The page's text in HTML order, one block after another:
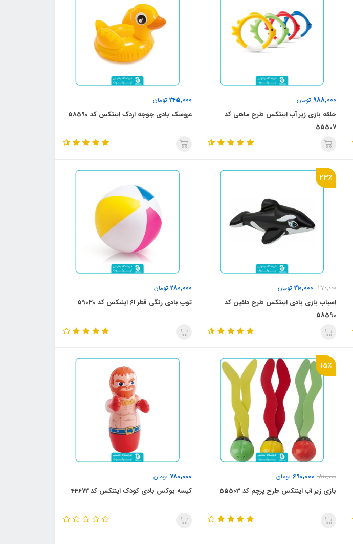
988,000 تومان
حلقه بازی زیر آب اینتکس طرح ماهی کد
55507
245,000 تومان
عروسک بادی جوجه اردک اینتکس کد 58590
23٪
270,000
210,000 تومان
اسباب بازی بادی اینتکس طرح دلفین کد
58590
280,000 تومان
توپ بادی رنگی قطر 61 اینتکس کد 59030
15٪
810,000
690,000 تومان
بازی زیر آب اینتکس طرح پرچم کد 55503
780,000 تومان
کیسه بوکس بادی کودک اینتکس کد 44672